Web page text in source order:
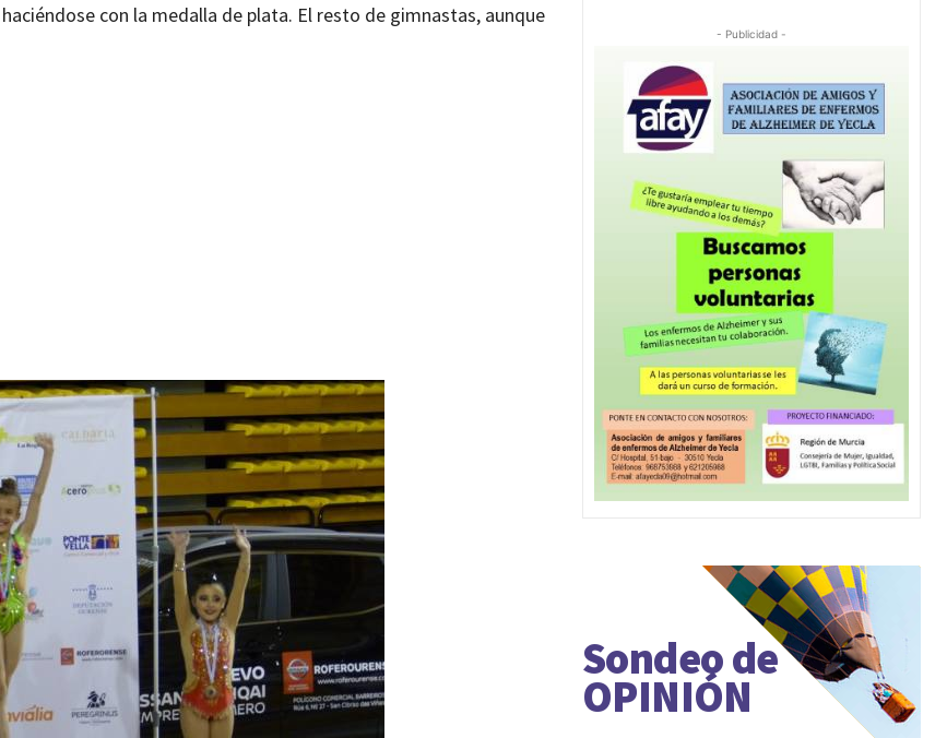
haciéndose con la medalla de plata. El resto de gimnastas, aunque
- Publicidad -
Sondeo de
OPINIÓN